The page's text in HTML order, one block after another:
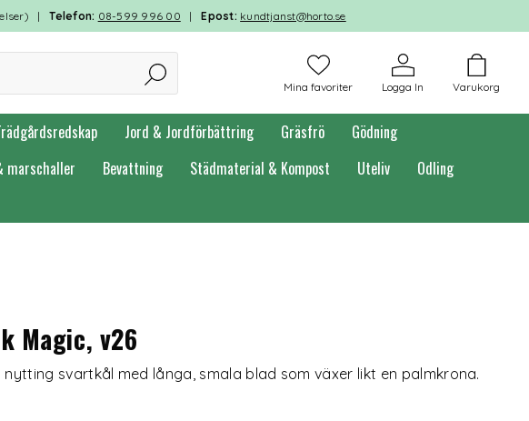
|Telefon: 08-599 996 00 |Epost: kundtjanst@horto.se
Varukorg
Logga In
Mina favoriter
Jord & Jordförbättring Gräsfrö
Gödning
marschaller Bevattning Städmaterial & Kompost Uteliv
Odling
Magic, v26
svartkål med långa, smala blad som växer likt en palmkrona.